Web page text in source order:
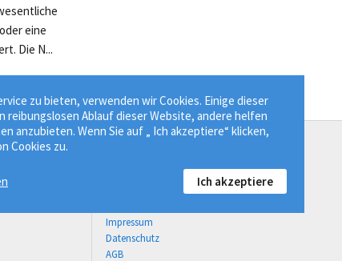
eine
Die N...
Impressum
Datenschutz
AGB
zu bieten, verwenden wir Cookies. Einige dieser
reibungslosen Ablauf dieser Website, andere helfen
anzubieten. Wenn Sie auf „ Ich akzeptiere“ klicken,
Cookies zu.
Ich akzeptiere